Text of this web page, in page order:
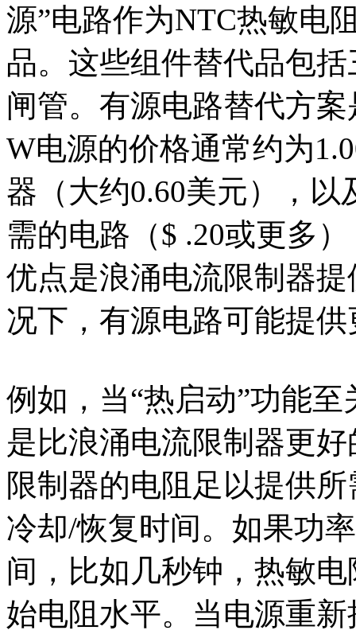
源”电路作为NTC热敏电
品。这些组件替代品包
闸管。有源电路替代方
W电源的价格通常约为
器（大约0.60美元），
需的电路（$ .20或更多
优点是浪涌电流限制器
况下，有源电路可能提
例如，当“热启动”功能
是比浪涌电流限制器更
限制器的电阻足以提供
冷却/恢复时间。如果功
间，比如几秒钟，热敏
始电阻水平。当电源重